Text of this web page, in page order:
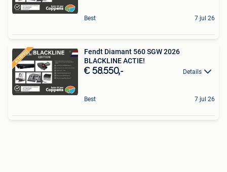
Best 7 jul 26
Fendt Diamant 560 SGW 2026
BLACKLINE ACTIE!
€ 58.550,- Details
Best 7 jul 26